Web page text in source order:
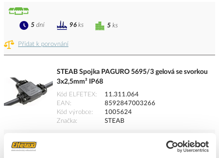
Přidat k porovnání
5 ks
5 dní 96 ks
STEAB Spojka PAGURO 5695/3 gelová se svorkou
3x2,5mm² IP68
Kód ELFETEX
11.311.064
EAN
8592847003266
Kód výrobce
1005624
Značka
STEAB